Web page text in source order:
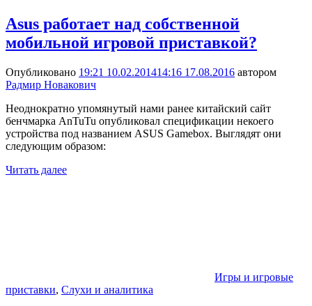
Asus работает над собственной
мобильной игровой приставкой?
Опубликовано 19:21 10.02.201414:16 17.08.2016 автором
Радмир Новакович
Неоднократно упомянутый нами ранее китайский сайт
бенчмарка AnTuTu опубликовал спецификации некоего
устройства под названием ASUS Gamebox. Выглядят они
следующим образом:
Читать далее
Игры и игровые
приставки, Слухи и аналитика